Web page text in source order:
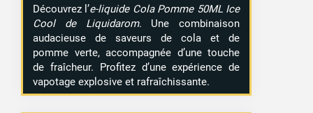
Découvrez l’e-liquide Cola Pomme 50ML Ice
Cool de Liquidarom. Une combinaison
audacieuse de saveurs de cola et de
pomme verte, accompagnée d’une touche
de fraîcheur. Profitez d’une expérience de
vapotage explosive et rafraîchissante.